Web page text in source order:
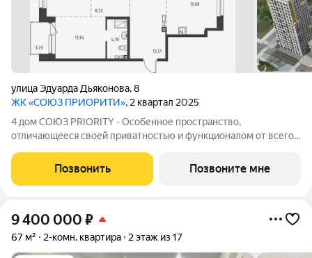
улица Эдуарда Дьяконова,8
ЖК «СОЮЗ ПРИОРИТИ», 2 квартал 2025
4 дом СОЮЗ PRIORITY - Особенное пространство,
отличающееся своей приватностью и функционалом от всего
предпочитает более камерный формат жилья чувствовал себя
дома. Дом высотой 9 этажей с
Позвонить Позвоните мне
9 400 000 ₽
67 м² 2-комн. квартира 2 этаж из 17